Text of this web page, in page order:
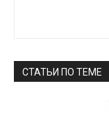
СТАТЬИ ПО ТЕМЕ